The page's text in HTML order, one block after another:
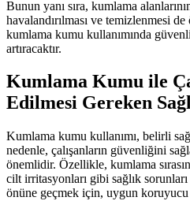
Bunun yanı sıra, kumlama
havalandırılması ve temizlenmesi
kumlama kumu kullanımında
artıracaktır.
Kumlama Kumu ile
Edilmesi Gereken
Kumlama kumu kullanımı, belirli
nedenle, çalışanların güvenliğini
önemlidir. Özellikle, kumlama
cilt irritasyonları gibi sağlık
önüne geçmek için, uygun koruyucu